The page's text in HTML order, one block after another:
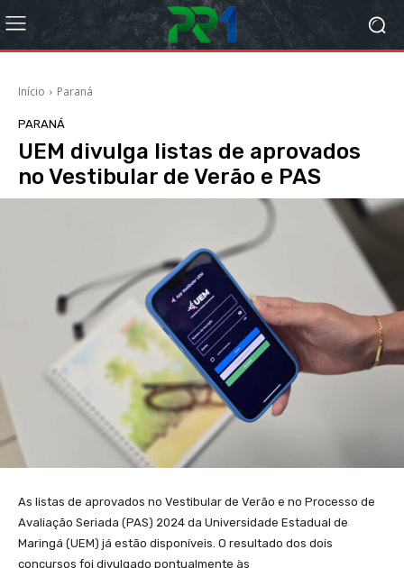
Início Paraná
PARANÁ
UEM divulga listas de aprovados
no Vestibular de Verão e PAS
As listas de aprovados no Vestibular de Verão e no Processo de
Avaliação Seriada (PAS) 2024 da Universidade Estadual de
Maringá (UEM) já estão disponíveis. O resultado dos dois
concursos foi divulgado pontualmente às